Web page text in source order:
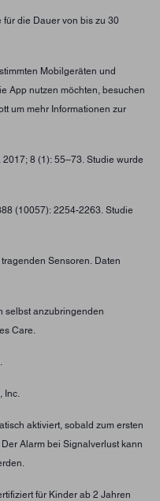
für die Dauer von bis zu 30
Mobilgeräten und
App nutzen möchten, besuchen
um mehr Informationen zur
8 (1): 55–73. Studie wurde
(10057): 2254-2263. Studie
Sensoren. Daten
selbst anzubringenden
Care.
Inc.
aktiviert, sobald zum ersten
Alarm bei Signalverlust kann
für Kinder ab 2 Jahren